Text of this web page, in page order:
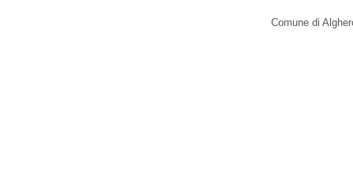
Comune di